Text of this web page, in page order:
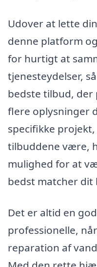
Udover at lette
denne platform
for hurtigt at
tjenesteydelser,
bedste tilbud, der
flere oplysninger
specifikke
tilbuddene være,
mulighed for at
bedst matcher dit
Det er altid en
professionelle,
reparation af